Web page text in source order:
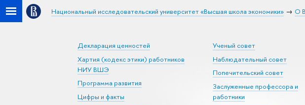
Национальный исследовательский университет «Высшая школа экономики» О
Декларация ценностей
Хартия (кодекс этики) работников
НИУ ВШЭ
Программа развития
Цифры и факты
Ученый совет
Наблюдательный совет
Попечительский совет
Заслуженные профессора и
работники